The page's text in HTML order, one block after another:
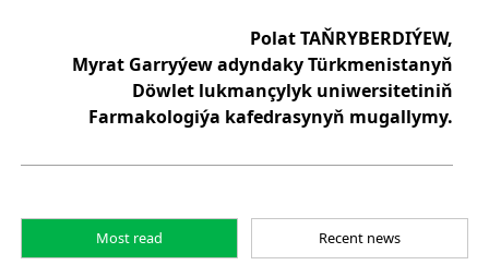
Polat TAŇRYBERDIÝEW​,
Myrat Garryýew adyndaky Türkmenistanyň
Döwlet lukmançylyk uniwersitetiniň
Farmakologiýa kafedrasynyň mugallymy.
Most read Recent news